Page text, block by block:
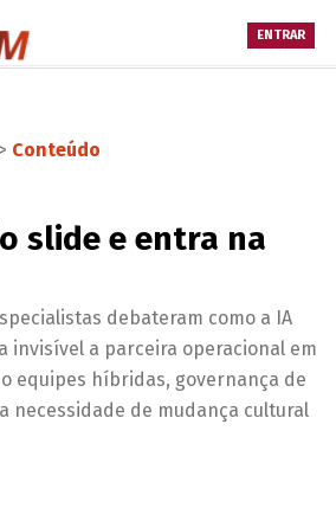
ENTRAR
Conteúdo
slide e entra na
debateram como a IA
invisível a parceira operacional em
equipes híbridas, governança de
necessidade de mudança cultural